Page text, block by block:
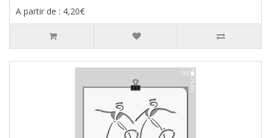
A partir de : 4,20€